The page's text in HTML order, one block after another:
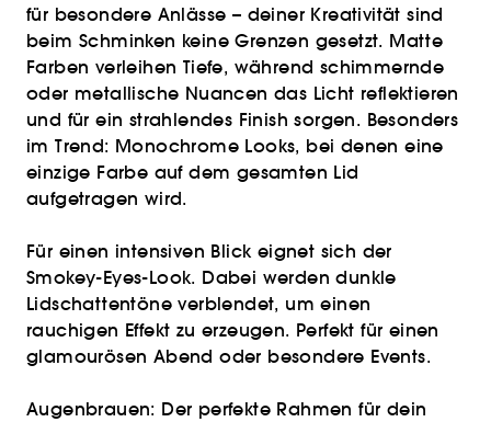
für besondere Anlässe – deiner Kreativität sind
beim Schminken keine Grenzen gesetzt. Matte
Farben verleihen Tiefe, während schimmernde
oder metallische Nuancen das Licht reflektieren
und für ein strahlendes Finish sorgen. Besonders
im Trend: Monochrome Looks, bei denen eine
einzige Farbe auf dem gesamten Lid
aufgetragen wird.
Für einen intensiven Blick eignet sich der
Smokey-Eyes-Look. Dabei werden dunkle
Lidschattentöne verblendet, um einen
rauchigen Effekt zu erzeugen. Perfekt für einen
glamourösen Abend oder besondere Events.
Augenbrauen: Der perfekte Rahmen für dein